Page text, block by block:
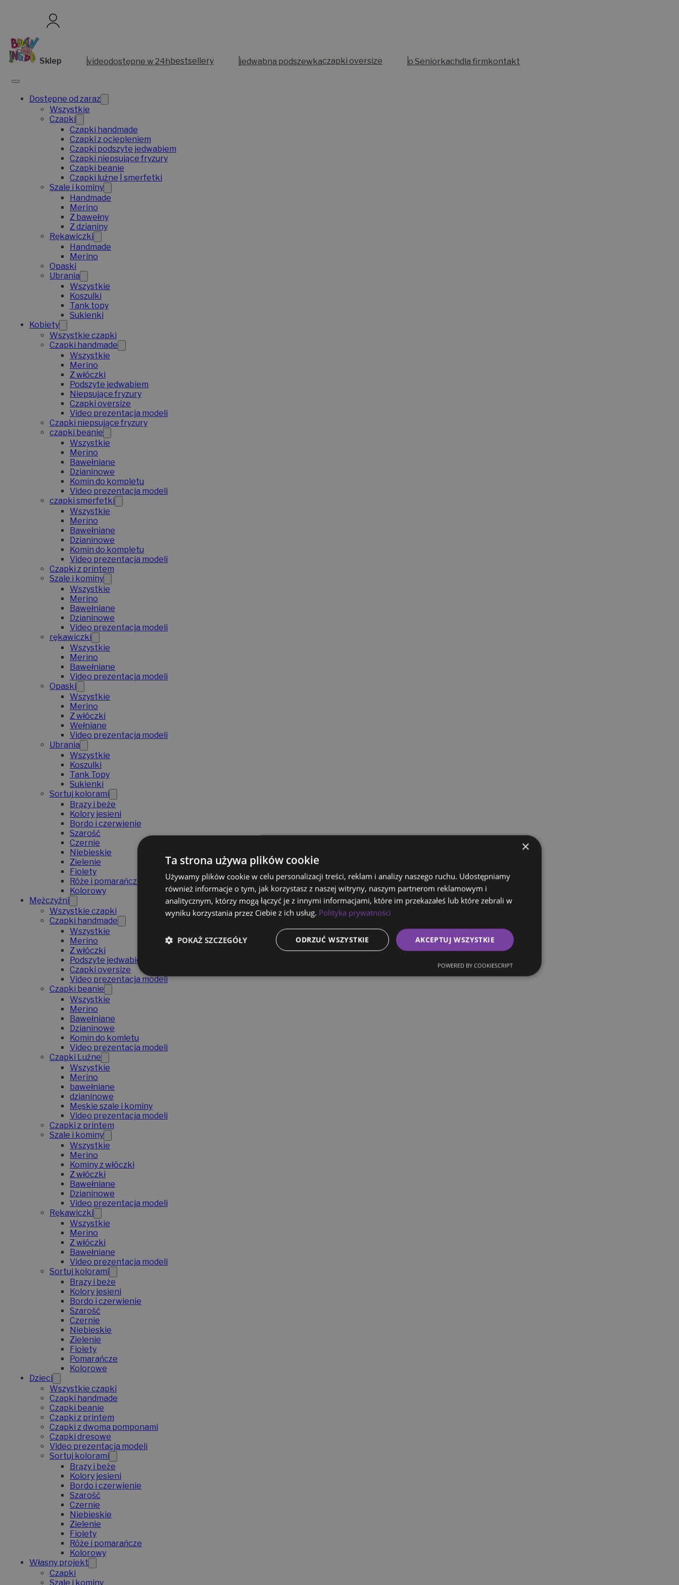
Sklep videodostępne w 24hbestsellery jedwabna podszewkaczapki oversize o Seniorkachdla firmkontakt
Dostępne od zaraz
Wszystkie
Czapki
Czapki handmade
Czapki z ociepleniem
Czapki podszyte jedwabiem
Czapki niepsujące fryzury
Czapki beanie
Czapki luźne | smerfetki
Szale i kominy
Handmade
Merino
Z bawełny
Z dzianiny
Rękawiczki
Handmade
Merino
Opaski
Ubrania
Wszystkie
Koszulki
Tank topy
Sukienki
Kobiety
Wszystkie czapki
Czapki handmade
Wszystkie
Merino
Z włóczki
Podszyte jedwabiem
Niepsujące fryzury
Czapki oversize
Video prezentacja modeli
Czapki niepsujące fryzury
czapki beanie
Wszystkie
Merino
Bawełniane
Dzianinowe
Komin do kompletu
Video prezentacja modeli
czapki smerfetki
Wszystkie
Merino
Bawełniane
Dzianinowe
Komin do kompletu
Video prezentacja modeli
Czapki z printem
Szale i kominy
Wszystkie
Merino
Bawełniane
Dzianinowe
Video prezentacja modeli
rękawiczki
Wszystkie
Merino
Bawełniane
Video prezentacja modeli
Opaski
Wszystkie
Merino
Z włóczki
Wełniane
Video prezentacja modeli
Ubrania
Wszystkie
Koszulki
Tank Topy
Sukienki
Sortuj kolorami
Brązy i beże
Kolory jesieni
Bordo i czerwienie
Szarość
Czernie
Niebieskie
Zielenie
Fiolety
Róże i pomarańcze
Kolorowy
Mężczyźni
Wszystkie czapki
Czapki handmade
Wszystkie
Merino
Z włóczki
Podszyte jedwabiem
Czapki oversize
Video prezentacja modeli
Czapki beanie
Wszystkie
Merino
Bawełniane
Dzianinowe
Komin do komletu
Video prezentacja modeli
Czapki Luźne
Wszystkie
Merino
bawełniane
dzianinowe
Męskie szale i kominy
Video prezentacja modeli
Czapki z printem
Szale i kominy
Wszystkie
Merino
Kominy z włóczki
Z włóczki
Bawełniane
Dzianinowe
Video prezentacja modeli
Rękawiczki
Wszystkie
Merino
Z włóczki
Bawełniane
Video prezentacja modeli
Sortuj kolorami
Brązy i beże
Kolory jesieni
Bordo i czerwienie
Szarość
Czernie
Niebieskie
Zielenie
Fiolety
Pomarańcze
Kolorowe
Dzieci
Wszystkie czapki
Czapki handmade
Czapki beanie
Czapki z printem
Czapki z dwoma pomponami
Czapki dresowe
Video prezentacja modeli
Sortuj kolorami
Brązy i beże
Kolory jesieni
Bordo i czerwienie
Szarość
Czernie
Niebieskie
Zielenie
Fiolety
Róże i pomarańcze
Kolorowy
Własny projekt
Czapki
Szale i kominy
×
Ta strona używa plików cookie
Używamy plików cookie w celu personalizacji treści, reklam i analizy naszego ruchu. Udostępniamy
również informacje o tym, jak korzystasz z naszej witryny, naszym partnerom reklamowym i
analitycznym, którzy mogą łączyć je z innymi informacjami, które im przekazałeś lub które zebrali w
wyniku korzystania przez Ciebie z ich usług. Polityka prywatności
AKCEPTUJ WSZYSTKIE
ODRZUĆ WSZYSTKIE
POKAŻ SZCZEGÓŁY
POWERED BY COOKIESCRIPT